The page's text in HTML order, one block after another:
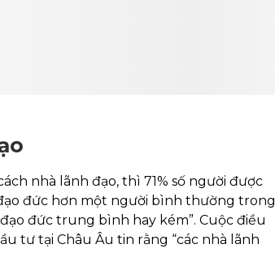
nhà lãnh đạo, thì 71% số người được
đức hơn một người bình thường trong
đức trung bình hay kém”. Cuộc điều
tư tại Châu Âu tin rằng “các nhà lãnh